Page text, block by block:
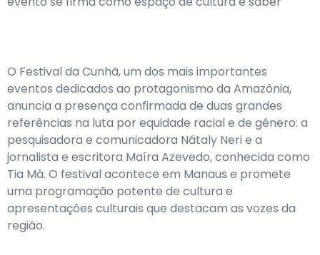
O Festival da Cunhã, um dos mais importantes
eventos dedicados ao protagonismo da Amazônia,
anuncia a presença confirmada de duas grandes
referências na luta por equidade racial e de gênero: a
pesquisadora e comunicadora Nátaly Neri e a
jornalista e escritora Maíra Azevedo, conhecida como
Tia Má. O festival acontece em Manaus e promete
uma programação potente de cultura e
apresentações culturais que destacam as vozes da
região.